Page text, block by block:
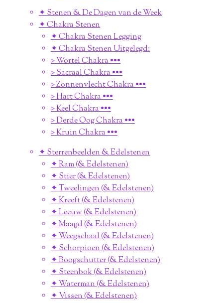
✦ Stenen & De Dagen van de Week
✦ Chakra Stenen
✦ Chakra Stenen Legging
✦ Chakra Stenen Uitgelegd:
▹ Wortel Chakra •••
▹ Sacraal Chakra •••
▹ Zonnenvlecht Chakra •••
▹ Hart Chakra •••
▹ Keel Chakra •••
▹ Derde Oog Chakra •••
▹ Kruin Chakra •••
✦ Sterrenbeelden & Edelstenen
✦ Ram (& Edelstenen)
✦ Stier (& Edelstenen)
✦ Tweelingen (& Edelstenen)
✦ Kreeft (& Edelstenen)
✦ Leeuw (& Edelstenen)
✦ Maagd (& Edelstenen)
✦ Weegschaal (& Edelstenen)
✦ Schorpioen (& Edelstenen)
✦ Boogschutter (& Edelstenen)
✦ Steenbok (& Edelstenen)
✦ Waterman (& Edelstenen)
✦ Vissen (& Edelstenen)